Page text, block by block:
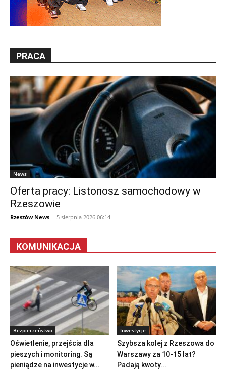
PRACA
News
Oferta pracy: Listonosz samochodowy w
Rzeszowie
Rzeszów News - 5 sierpnia 2026 06:14
KOMUNIKACJA
Bezpieczeństwo
Oświetlenie, przejścia dla
pieszych i monitoring. Są
pieniądze na inwestycje w...
Inwestycje
Szybsza kolej z Rzeszowa do
Warszawy za 10-15 lat?
Padają kwoty...